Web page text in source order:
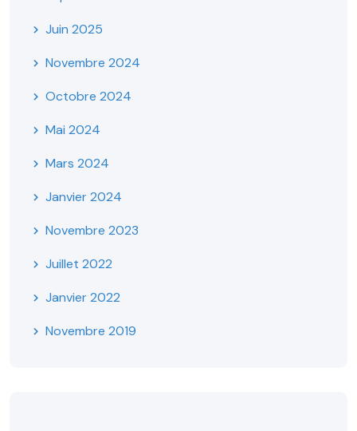
Juin 2025
Novembre 2024
Octobre 2024
Mai 2024
Mars 2024
Janvier 2024
Novembre 2023
Juillet 2022
Janvier 2022
Novembre 2019